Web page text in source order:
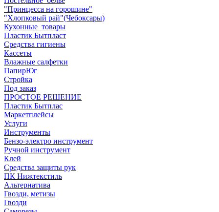
"Принцесса на горошине"
"Хлопковый рай"(Чебоксары)
Кухонные_товары
Пластик Бытпласт
Средства гигиены
Кассеты
Влажные салфетки
ПапирЮг
Стройка
Под заказ
ПРОСТОЕ РЕШЕНИЕ
Пластик Бытплас
Маркетплейсы
Услуги
Инструменты
Бензо-электро инструмент
Ручной инструмент
Клей
Средства защиты рук
ПК Нижтекстиль
Альтернатива
Гвозди, метизы
Гвозди